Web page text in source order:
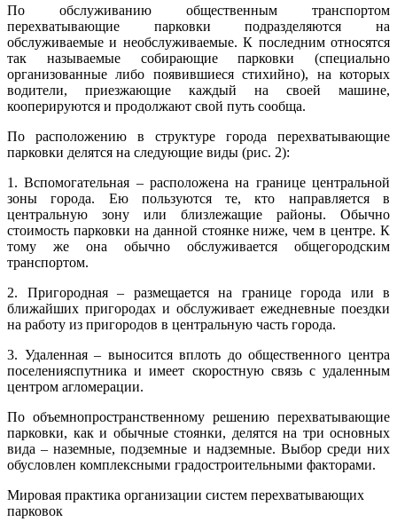
По обслуживанию общественным транспортом
перехватывающие парковки подразделяются на
обслуживаемые и необслуживаемые. К последним относятся
так называемые собирающие парковки (специально
организованные либо появившиеся стихийно), на которых
водители, приезжающие каждый на своей машине,
кооперируются и продолжают свой путь сообща.
По расположению в структуре города перехватывающие
парковки делятся на следующие виды (рис. 2):
1. Вспомогательная – расположена на границе центральной
зоны города. Ею пользуются те, кто направляется в
центральную зону или близлежащие районы. Обычно
стоимость парковки на данной стоянке ниже, чем в центре. К
тому же она обычно обслуживается общегородским
транспортом.
2. Пригородная – размещается на границе города или в
ближайших пригородах и обслуживает ежедневные поездки
на работу из пригородов в центральную часть города.
3. Удаленная – выносится вплоть до общественного центра
поселенияспутника и имеет скоростную связь с удаленным
центром агломерации.
По объемно­пространственному решению перехватывающие
парковки, как и обычные стоянки, делятся на три основных
вида – наземные, подземные и надземные. Выбор среди них
обусловлен комплексными градостроительными факторами.
Мировая практика организации систем перехватывающих
парковок